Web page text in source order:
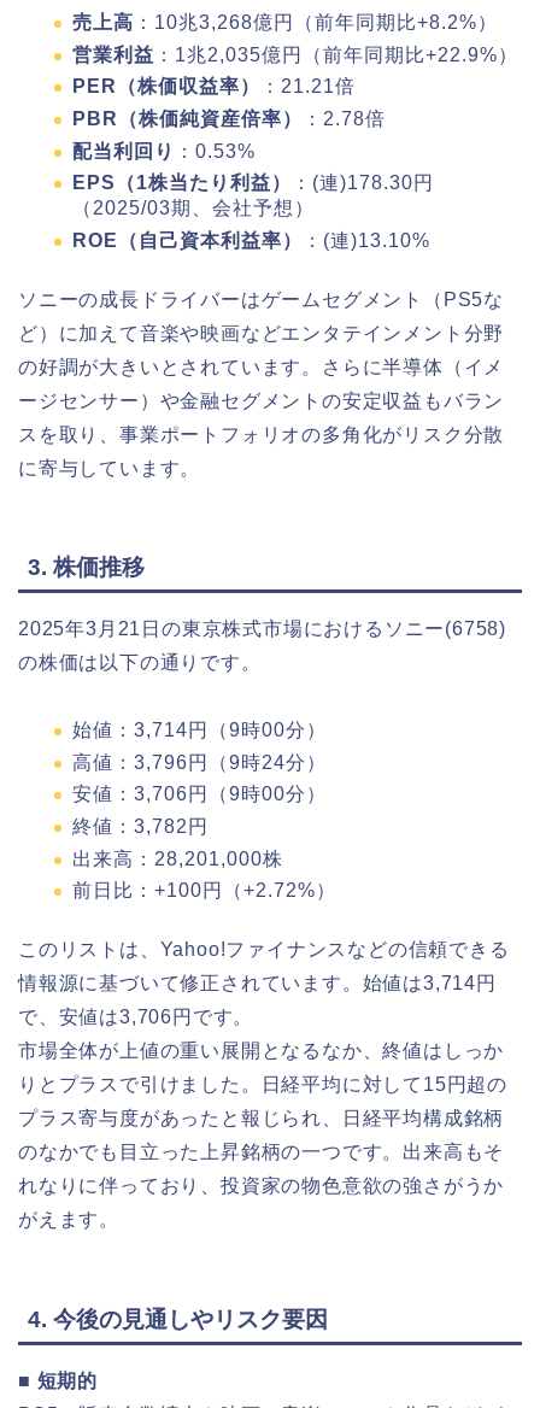
売上高 ：10兆3,268億円（前年同期比+8.2%）
営業利益 ：1兆2,035億円（前年同期比+22.9%）
PER（株価収益率）
：21.21倍
PBR（株価純資産倍率）
：2.78倍
配当利回り
：0.53%
EPS（1株当たり利益）
：(連)178.30円
（2025/03期、会社予想）
ROE（自己資本利益率）
：(連)13.10%
ソニーの成長ドライバーはゲームセグメント（PS5な
ど）に加えて音楽や映画などエンタテインメント分野
の好調が大きいとされています。さらに半導体（イメ
ージセンサー）や金融セグメントの安定収益もバラン
スを取り、事業ポートフォリオの多角化がリスク分散
に寄与しています。
3. 株価推移
2025年3月21日の東京株式市場におけるソニー(6758)
の株価は以下の通りです。
始値：3,714円（9時00分）
高値：3,796円（9時24分）
安値：3,706円（9時00分）
終値：3,782円
出来高：28,201,000株
前日比：+100円（+2.72%）
このリストは、Yahoo!ファイナンスなどの信頼できる
情報源に基づいて修正されています。始値は3,714円
で、安値は3,706円です。
市場全体が上値の重い展開となるなか、終値はしっか
りとプラスで引けました。日経平均に対して15円超の
プラス寄与度があったと報じられ、日経平均構成銘柄
のなかでも目立った上昇銘柄の一つです。出来高もそ
れなりに伴っており、投資家の物色意欲の強さがうか
がえます。
4. 今後の見通しやリスク要因
■ 短期的